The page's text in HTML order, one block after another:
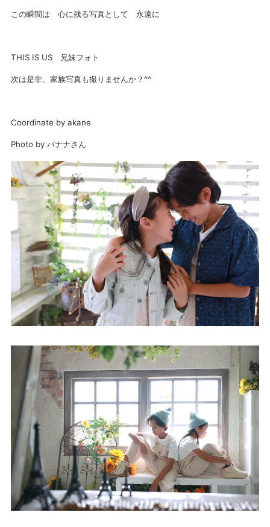
この瞬間は 心に残る写真として 永遠に
THIS IS US 兄妹フォト
次は是非、家族写真も撮りませんか？^^
Coordinate by akane
Photo by バナナさん